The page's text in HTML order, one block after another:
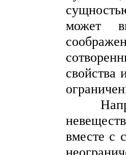
может
свойства
вместе с